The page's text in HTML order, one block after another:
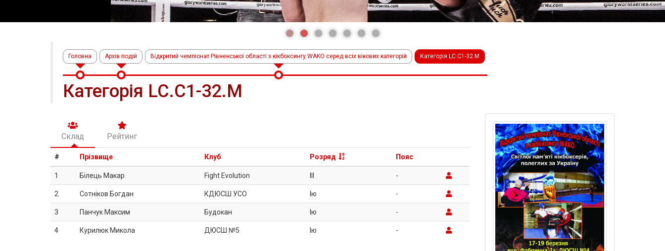
Головна Архів подій Відкритий чемпіонат Рівненської області з кікбоксингу WAKO серед всіх вікових категорій Категорія LC.C1-32.M
Категорія LC.C1-32.M
Склад Рейтинг
# Прізвище Клуб Розряд Пояс
1 Білець Макар Fight Evolution -
2 Сотніков Богдан КДЮСШ УСО Iю -
3 Панчук Максим Будокан Iю -
4 Курилюк Микола ДЮСШ №5 Iю -